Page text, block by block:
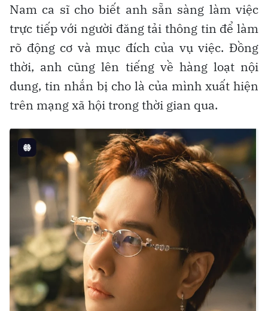
Nam ca sĩ cho biết anh sẵn sàng làm việc
trực tiếp với người đăng tải thông tin để làm
rõ động cơ và mục đích của vụ việc. Đồng
thời, anh cũng lên tiếng về hàng loạt nội
dung, tin nhắn bị cho là của mình xuất hiện
trên mạng xã hội trong thời gian qua.